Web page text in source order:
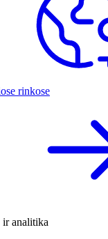
rinkose
analitika